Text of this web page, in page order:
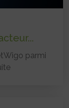
parmi